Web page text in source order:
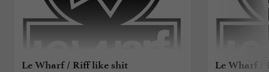
Le Wharf / Riff like shit Le Wharf /